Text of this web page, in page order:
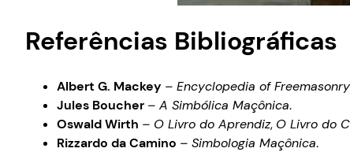
Referências Bibliográficas
Albert G. Mackey – Encyclopedia of Freemasonry
Jules Boucher – A Simbólica Maçônica.
Oswald Wirth – O Livro do Aprendiz, O Livro do
Rizzardo da Camino – Simbologia Maçônica.